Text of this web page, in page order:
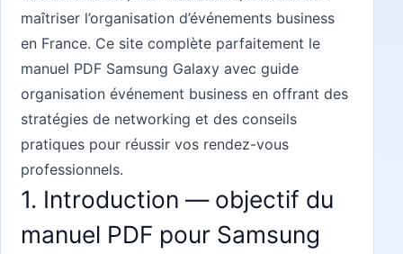
maîtriser l’organisation d’événements business
en France. Ce site complète parfaitement le
manuel PDF Samsung Galaxy avec guide
organisation événement business en offrant des
stratégies de networking et des conseils
pratiques pour réussir vos rendez-vous
professionnels.
1. Introduction — objectif du
manuel PDF pour Samsung